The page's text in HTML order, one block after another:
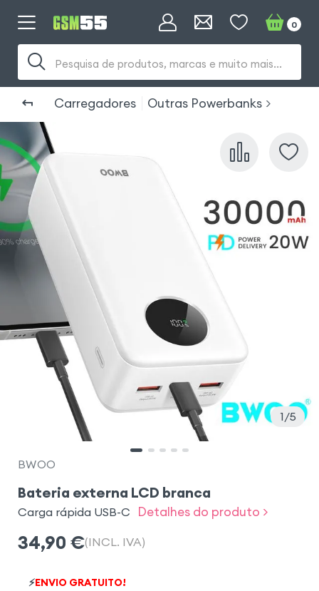
Pesquisa de produtos, marcas e muito mais...
0
Carregadores Outras Powerbanks
1 5
BWOO
Bateria externa LCD branca
Carga rápida USB-C Detalhes do produto >
34,90 €(INCL. IVA)
⚡ENVIO GRATUITO!